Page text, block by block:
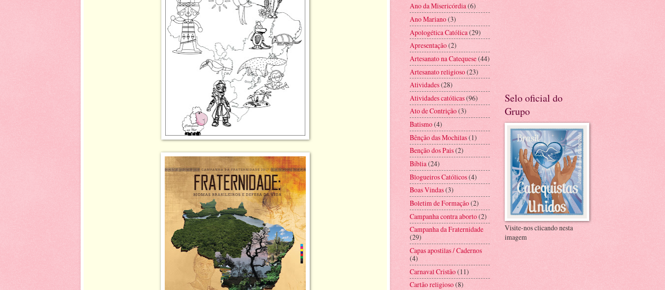
Ano da Misericórdia(6)
Ano Mariano(3)
Apologética Católica(29)
Apresentação(2)
Artesanato na Catequese(44)
Artesanato religioso(23)
Atividades(28)
Atividades católicas(96)
Ato de Contrição(3)
Batismo(4)
Bênção das Mochilas(1)
Benção dos Pais(2)
Bíblia(24)
Blogueiros Católicos(4)
Boas Vindas(3)
Boletim de Formação(2)
Campanha contra aborto(2)
Campanha da Fraternidade
(29)
Capas apostilas / Cadernos
(4)
Carnaval Cristão(11)
Cartão religioso(8)
Selo oficial do
Grupo
Visite-nos clicando nesta
imagem